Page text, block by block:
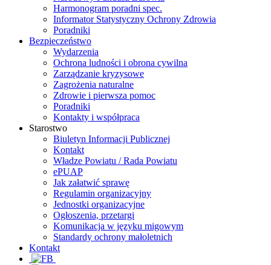
Harmonogram poradni spec.
Informator Statystyczny Ochrony Zdrowia
Poradniki
Bezpieczeństwo
Wydarzenia
Ochrona ludności i obrona cywilna
Zarządzanie kryzysowe
Zagrożenia naturalne
Zdrowie i pierwsza pomoc
Poradniki
Kontakty i współpraca
Starostwo
Biuletyn Informacji Publicznej
Kontakt
Władze Powiatu / Rada Powiatu
ePUAP
Jak załatwić sprawę
Regulamin organizacyjny
Jednostki organizacyjne
Ogłoszenia, przetargi
Komunikacja w języku migowym
Standardy ochrony małoletnich
Kontakt